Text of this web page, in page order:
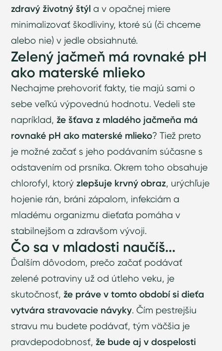
zdravý životný štýl a v opačnej miere
minimalizovať škodliviny, ktoré sú (či chceme
alebo nie) v jedle obsiahnuté.
Zelený jačmeň má rovnaké pH
ako materské mlieko
Nechajme prehovoriť fakty, tie majú sami o
sebe veľkú výpovednú hodnotu. Vedeli ste
napríklad,že šťava z mladého jačmeňa má
rovnaké pH ako materské mlieko? Tiež preto
je možné začať s jeho podávaním súčasne s
odstavením od prsníka. Okrem toho obsahuje
chlorofyl, ktorýzlepšuje krvný obraz, urýchľuje
hojenie rán, bráni zápalom, infekciám a
mladému organizmu dieťaťa pomáha v
stabilnejšom a zdravšom vývoji.
Čo sa v mladosti naučíš...
Ďalším dôvodom, prečo začať podávať
zelené potraviny už od útleho veku, je
skutočnosť,že práve v tomto období si dieťa
vytvára stravovacie návyky. Čím pestrejšiu
stravu mu budete podávať, tým väčšia je
pravdepodobnosť,že bude aj v dospelosti